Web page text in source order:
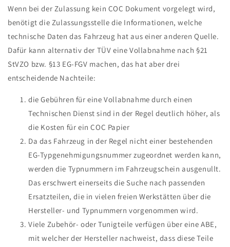
Wenn bei der Zulassung kein COC Dokument vorgelegt wird,
benötigt die Zulassungsstelle die Informationen, welche
technische Daten das Fahrzeug hat aus einer anderen Quelle.
Dafür kann alternativ der TÜV eine Vollabnahme nach §21
StVZO bzw. §13 EG-FGV machen, das hat aber drei
entscheidende Nachteile:
die Gebühren für eine Vollabnahme durch einen
Technischen Dienst sind in der Regel deutlich höher, als
die Kosten für ein COC Papier
Da das Fahrzeug in der Regel nicht einer bestehenden
EG-Typgenehmigungsnummer zugeordnet werden kann,
werden die Typnummern im Fahrzeugschein ausgenullt.
Das erschwert einerseits die Suche nach passenden
Ersatzteilen, die in vielen freien Werkstätten über die
Hersteller- und Typnummern vorgenommen wird.
Viele Zubehör- oder Tunigteile verfügen über eine ABE,
mit welcher der Hersteller nachweist, dass diese Teile